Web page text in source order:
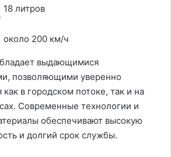
18 литров
около 200 км/ч
выдающимися
позволяющими уверенно
как в городском потоке, так и на
Современные технологии и
обеспечивают высокую
и долгий срок службы.